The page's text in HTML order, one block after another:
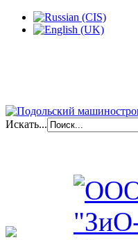
Искать...